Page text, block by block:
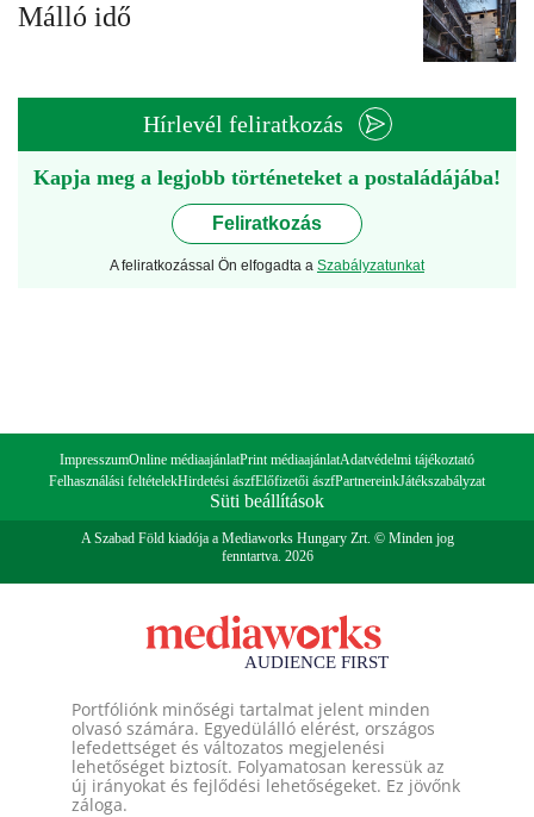
Málló idő
Hírlevél feliratkozás
Kapja meg a legjobb történeteket a postaládájába!
Feliratkozás
A feliratkozással Ön elfogadta a Szabályzatunkat
ImpresszumOnline médiaajánlatPrint médiaajánlatAdatvédelmi tájékoztató
Felhasználási feltételekHirdetési ászfElőfizetői ászfPartnereinkJátékszabályzat
Süti beállítások
A Szabad Föld kiadója a Mediaworks Hungary Zrt. © Minden jog
fenntartva. 2026
Portfóliónk minőségi tartalmat jelent minden
olvasó számára. Egyedülálló elérést, országos
lefedettséget és változatos megjelenési
lehetőséget biztosít. Folyamatosan keressük az
új irányokat és fejlődési lehetőségeket. Ez jövőnk
záloga.